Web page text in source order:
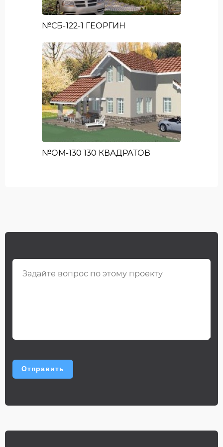
№СБ-122-1 ГЕОРГИН
№ОМ-130 130 КВАДРАТОВ